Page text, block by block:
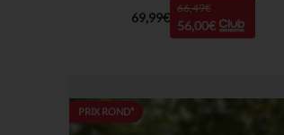
69,99€
66,49€
56,00€
PRIX ROND*